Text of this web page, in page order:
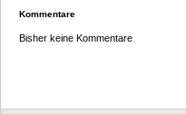
Kommentare
Bisher keine Kommentare